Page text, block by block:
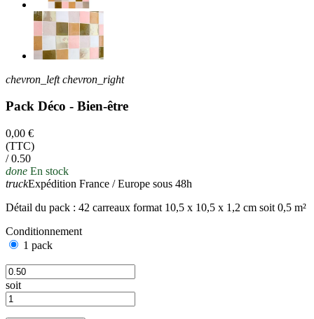
chevron_left chevron_right
Pack Déco - Bien-être
0,00 €
(TTC)
/ 0.50
done En stock
truckExpédition France / Europe sous 48h
Détail du pack : 42 carreaux format 10,5 x 10,5 x 1,2 cm soit 0,5 m²
Conditionnement
1 pack
soit